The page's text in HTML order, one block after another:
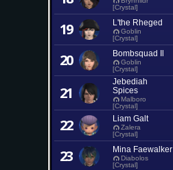
[Crystal]
19 L'the Rheged
Goblin
[Crystal]
20 Bombsquad Il
Goblin
[Crystal]
21
Jebediah
Spices
Malboro
[Crystal]
22 Liam Galt
Zalera
[Crystal]
23 Mina Faewalker
Diabolos
[Crystal]